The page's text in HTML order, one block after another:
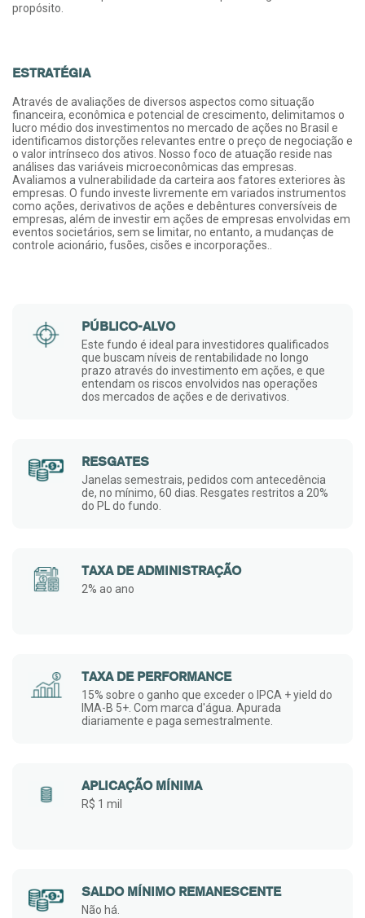
propósito.
ESTRATÉGIA
Através de avaliações de diversos aspectos como situação
financeira, econômica e potencial de crescimento, delimitamos o
lucro médio dos investimentos no mercado de ações no Brasil e
identificamos distorções relevantes entre o preço de negociação e
o valor intrínseco dos ativos. Nosso foco de atuação reside nas
análises das variáveis microeconômicas das empresas.
Avaliamos a vulnerabilidade da carteira aos fatores exteriores às
empresas. O fundo investe livremente em variados instrumentos
como ações, derivativos de ações e debêntures conversíveis de
empresas, além de investir em ações de empresas envolvidas em
eventos societários, sem se limitar, no entanto, a mudanças de
controle acionário, fusões, cisões e incorporações..
PÚBLICO-ALVO
Este fundo é ideal para investidores qualificados
que buscam níveis de rentabilidade no longo
prazo através do investimento em ações, e que
entendam os riscos envolvidos nas operações
dos mercados de ações e de derivativos.
RESGATES
Janelas semestrais, pedidos com antecedência
de, no mínimo, 60 dias. Resgates restritos a 20%
do PL do fundo.
TAXA DE ADMINISTRAÇÃO
2% ao ano
TAXA DE PERFORMANCE
15% sobre o ganho que exceder o IPCA + yield do
IMA-B 5+. Com marca d'água. Apurada
diariamente e paga semestralmente.
APLICAÇÃO MÍNIMA
R$ 1 mil
SALDO MÍNIMO REMANESCENTE
Não há.